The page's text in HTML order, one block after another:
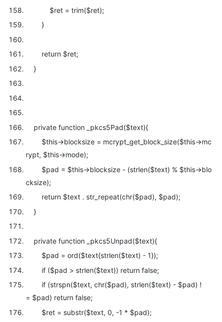
$ret = trim($ret);
}
return $ret;
}
private function _pkcs5Pad($text){
$this->blocksize = mcrypt_get_block_size($this->mc
rypt, $this->mode);
$pad = $this->blocksize - (strlen($text) % $this->blo
cksize);
return $text . str_repeat(chr($pad), $pad);
}
private function _pkcs5Unpad($text){
$pad = ord($text{strlen($text) - 1});
if ($pad > strlen($text)) return false;
if (strspn($text, chr($pad), strlen($text) - $pad) !
= $pad) return false;
$ret = substr($text, 0, -1 * $pad);